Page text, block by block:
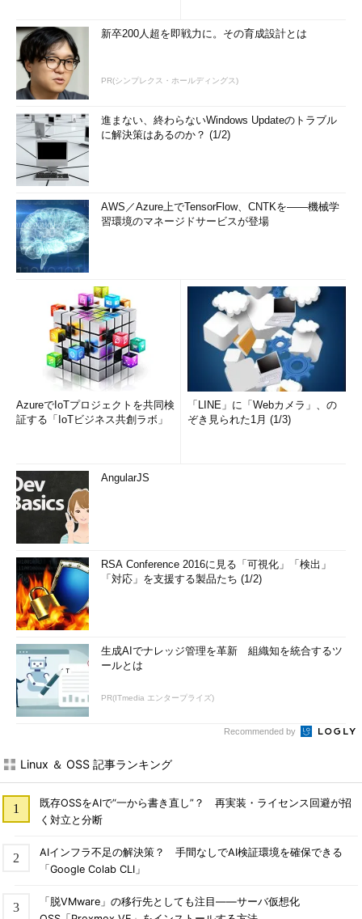
新卒200人超を即戦力に。その育成設計とは
PR(シンプレクス・ホールディングス)
進まない、終わらないWindows Updateのトラブル
に解決策はあるのか？ (1/2)
AWS／Azure上でTensorFlow、CNTKを――機械学
習環境のマネージドサービスが登場
AzureでIoTプロジェクトを共同検
証する「IoTビジネス共創ラボ」
「LINE」に「Webカメラ」、の
ぞき見られた1月 (1/3)
AngularJS
RSA Conference 2016に見る「可視化」「検出」
「対応」を支援する製品たち (1/2)
生成AIでナレッジ管理を革新 組織知を統合するツ
ールとは
PR(ITmedia エンタープライズ)
Recommended by
Linux ＆ OSS 記事ランキング
既存OSSをAIで“一から書き直し”？ 再実装・ライセンス回避が招
く対立と分断
AIインフラ不足の解決策？ 手間なしでAI検証環境を確保できる
「Google Colab CLI」
「脱VMware」の移行先としても注目――サーバ仮想化